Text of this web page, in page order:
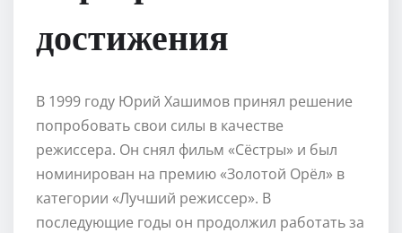
достижения
В 1999 году Юрий Хашимов принял решение
попробовать свои силы в качестве
режиссера. Он снял фильм «Сёстры» и был
номинирован на премию «Золотой Орёл» в
категории «Лучший режиссер». В
последующие годы он продолжил работать за